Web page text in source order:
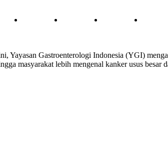
Yayasan Gastroenterologi Indonesia (YGI)
masyarakat lebih mengenal kanker usus besar